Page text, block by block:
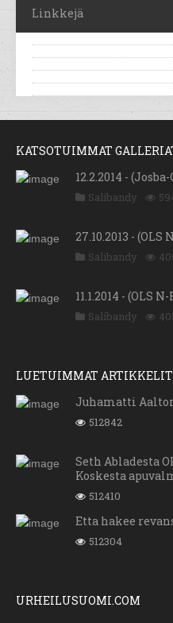
Linkkejä
KATSOTUIMMAT
12.2.2014 - (Josba-
Salibandy
27.10.2013 - (OLS
Salibandy
11.1.2014 - (OLS
Salibandy
LUETUIMMAT ARTIKKELIT
Juhamatti
512842
Seth Abladesta
Koskesta
512410
Etta hakee
512304
URHEILUSUOMI.COM